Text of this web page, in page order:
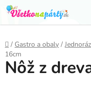
Prejsť
na
obsah
Domov
/ Gastro a obaly /
16cm
Nôž z